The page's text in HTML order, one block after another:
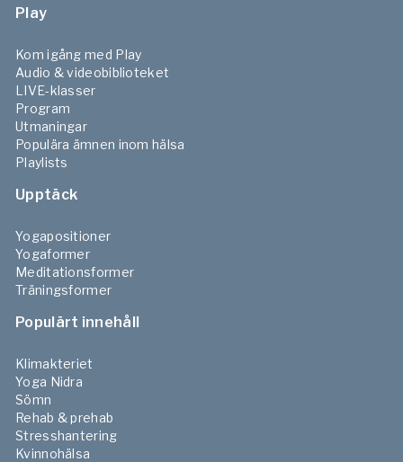
Play
Kom igång med Play
Audio & videobiblioteket
LIVE-klasser
Program
Utmaningar
Populära ämnen inom hälsa
Playlists
Upptäck
Yogapositioner
Yogaformer
Meditationsformer
Träningsformer
Populärt innehåll
Klimakteriet
Yoga Nidra
Sömn
Rehab & prehab
Stresshantering
Kvinnohälsa